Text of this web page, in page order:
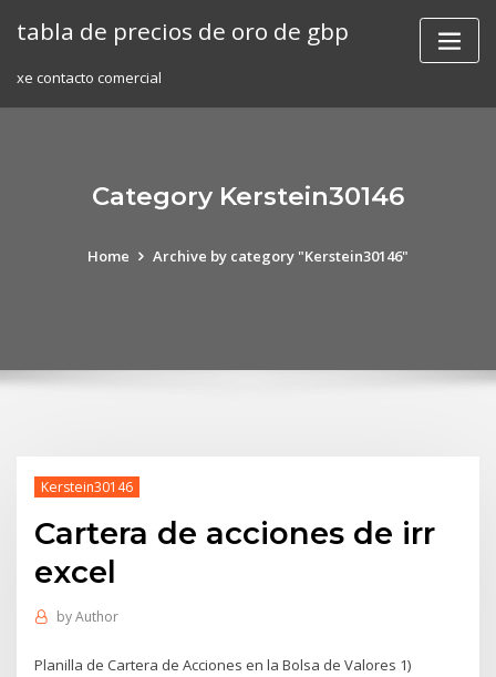
tabla de precios de oro de gbp
xe contacto comercial
Category Kerstein30146
Home Archive by category "Kerstein30146"
Kerstein30146
Cartera de acciones de irr
excel
byAuthor
Planilla de Cartera de Acciones en la Bolsa de Valores 1)